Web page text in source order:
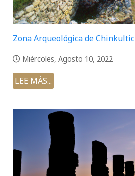
Zona Arqueológica de Chinkultic
Miércoles, Agosto 10, 2022
LEE MÁS...